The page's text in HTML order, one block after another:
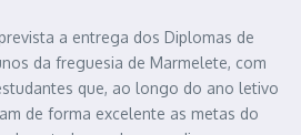
a entrega dos Diplomas de
da freguesia de Marmelete, com
que, ao longo do ano letivo
de forma excelente as metas do